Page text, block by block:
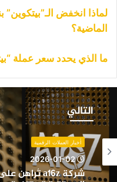
الماضية؟
ما الذي يحدد سعر عملة
التالي
شركة
a16z
تُراهن
2026
وتنشر:
العملات
المستقرة
أخبار العملات الرقمية
2026-01-02